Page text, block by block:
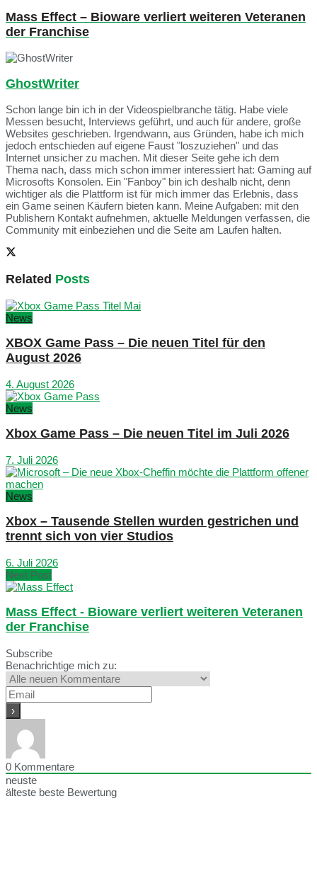
Mass Effect – Bioware verliert weiteren Veteranen
der Franchise
GhostWriter
Schon lange bin ich in der Videospielbranche tätig. Habe viele
Messen besucht, Interviews geführt, und auch für andere, große
Websites geschrieben. Irgendwann, aus Gründen, habe ich mich
jedoch entschieden auf eigene Faust "loszuziehen" und das
Internet unsicher zu machen. Mit dieser Seite gehe ich dem
Thema nach, dass mich schon immer interessiert hat: Gaming auf
Microsofts Konsolen. Ein "Fanboy" bin ich deshalb nicht, denn
wichtiger als die Plattform ist für mich immer das Erlebnis, dass
ein Game seinen Käufern bieten kann. Meine Aufgaben: mit den
Publishern Kontakt aufnehmen, aktuelle Meldungen verfassen, die
Community mit einbeziehen und die Seite am Laufen halten.
Related Posts
News
XBOX Game Pass – Die neuen Titel für den
August 2026
4. August 2026
News
Xbox Game Pass – Die neuen Titel im Juli 2026
7. Juli 2026
News
Xbox – Tausende Stellen wurden gestrichen und
trennt sich von vier Studios
6. Juli 2026
Next Post
Mass Effect - Bioware verliert weiteren Veteranen
der Franchise
Subscribe
Benachrichtige mich zu:
0 Kommentare
neuste
älteste beste Bewertung